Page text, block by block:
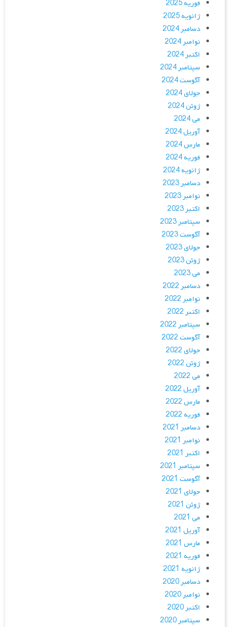
فوریه 2025
ژانویه 2025
دسامبر 2024
نوامبر 2024
اکتبر 2024
سپتامبر 2024
آگوست 2024
جولای 2024
ژوئن 2024
می 2024
آوریل 2024
مارس 2024
فوریه 2024
ژانویه 2024
دسامبر 2023
نوامبر 2023
اکتبر 2023
سپتامبر 2023
آگوست 2023
جولای 2023
ژوئن 2023
می 2023
دسامبر 2022
نوامبر 2022
اکتبر 2022
سپتامبر 2022
آگوست 2022
جولای 2022
ژوئن 2022
می 2022
آوریل 2022
مارس 2022
فوریه 2022
دسامبر 2021
نوامبر 2021
اکتبر 2021
سپتامبر 2021
آگوست 2021
جولای 2021
ژوئن 2021
می 2021
آوریل 2021
مارس 2021
فوریه 2021
ژانویه 2021
دسامبر 2020
نوامبر 2020
اکتبر 2020
سپتامبر 2020